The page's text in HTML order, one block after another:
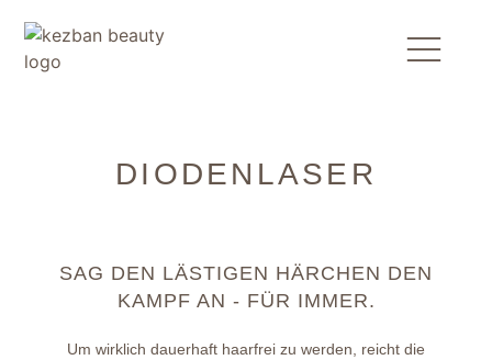
DIODENLASER
SAG DEN LÄSTIGEN HÄRCHEN DEN
KAMPF AN - FÜR IMMER.
Um wirklich dauerhaft haarfrei zu werden, reicht die